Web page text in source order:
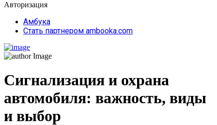
Авторизация
Амбука
Стать партнером ambooka.com
Сигнализация и охрана
автомобиля: важность, виды
и выбор